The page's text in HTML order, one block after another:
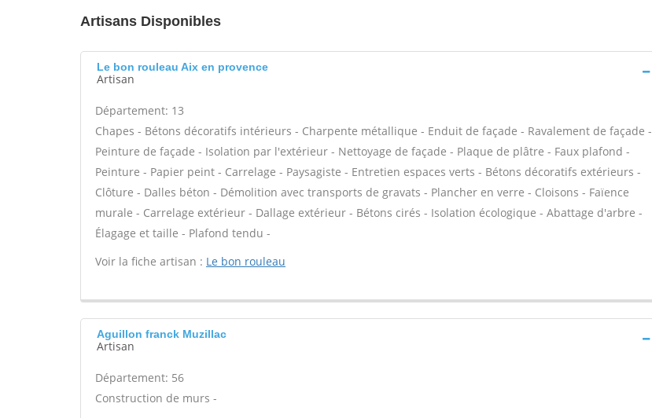
Artisans Disponibles
Le bon rouleau Aix en provence
Artisan
Département: 13
Chapes - Bétons décoratifs intérieurs - Charpente métallique - Enduit de façade - Ravalement de façade -
Peinture de façade - Isolation par l'extérieur - Nettoyage de façade - Plaque de plâtre - Faux plafond -
Peinture - Papier peint - Carrelage - Paysagiste - Entretien espaces verts - Bétons décoratifs extérieurs -
Clôture - Dalles béton - Démolition avec transports de gravats - Plancher en verre - Cloisons - Faïence
murale - Carrelage extérieur - Dallage extérieur - Bétons cirés - Isolation écologique - Abattage d'arbre -
Élagage et taille - Plafond tendu -
Voir la fiche artisan : Le bon rouleau
Aguillon franck Muzillac
Artisan
Département: 56
Construction de murs -